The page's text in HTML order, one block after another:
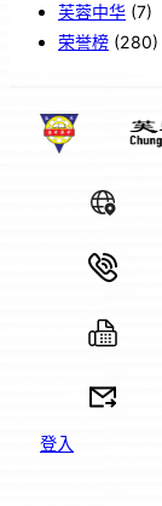
芙蓉中华 (7)
荣誉榜 (280)
登入